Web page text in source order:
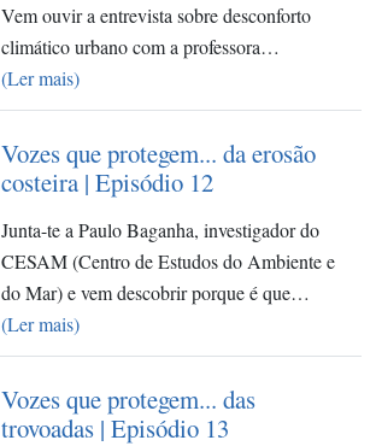
Vem ouvir a entrevista sobre desconforto
climático urbano com a professora…
(Ler mais)
Vozes que protegem... da erosão
costeira | Episódio 12
Junta-te a Paulo Baganha, investigador do
CESAM (Centro de Estudos do Ambiente e
do Mar) e vem descobrir porque é que…
(Ler mais)
Vozes que protegem... das
trovoadas | Episódio 13